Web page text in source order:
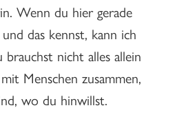
Wenn du hier gerade
das kennst, kann ich
nicht alles allein
Menschen zusammen,
wo du hinwillst.